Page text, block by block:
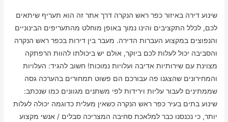
שינוע דירה באיזור כפר ראש הנקרה דרך אתר זה הוא תעריף שיתאים
לכם, לכלל התקציבים והינו נמוך באופן מוחלט מהתעריפים הבינוניים
והנפוצים במקצוע העברות הדירה. מעבר בין דירות בכפר ראש הנקרה
והסביבה יכול לעלות לכם ביוקר, אולם יש ביכולתו להוות הרפתקה
מצוינת עם שירותיות אדיבה ועלויות נמוכות! חשוב להגיד: העלויות
והמחירונים שהצגנו פה עבורכם הם פשוט תמחורים בהערכה גסה
שממתינים לעבור עליות וירידות לפי משתנים מגוונים כמו שנכתב:
שינוע בתים בעיר כפר ראש הנקרה כשאין מעלית כדוגמה יכולה לעלות
יותר, כי נכנסנו כבר למלאכת סחיבה המצריכה סבלים / אנשי מקצוע